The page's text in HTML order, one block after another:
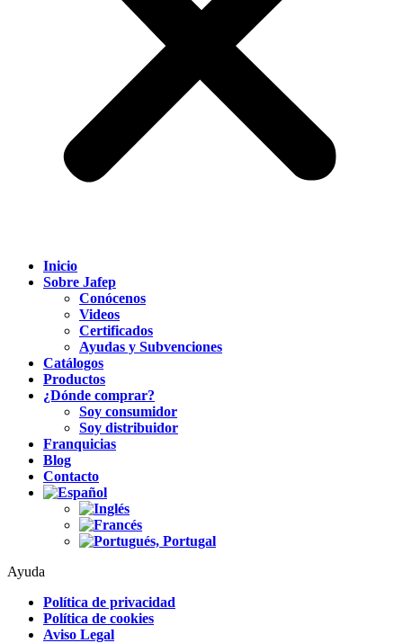
Inicio
Sobre Jafep
Conócenos
Videos
Certificados
Ayudas y Subvenciones
Catálogos
Productos
¿Dónde comprar?
Soy consumidor
Soy distribuidor
Franquicias
Blog
Contacto
Ayuda
Política de privacidad
Política de cookies
Aviso Legal